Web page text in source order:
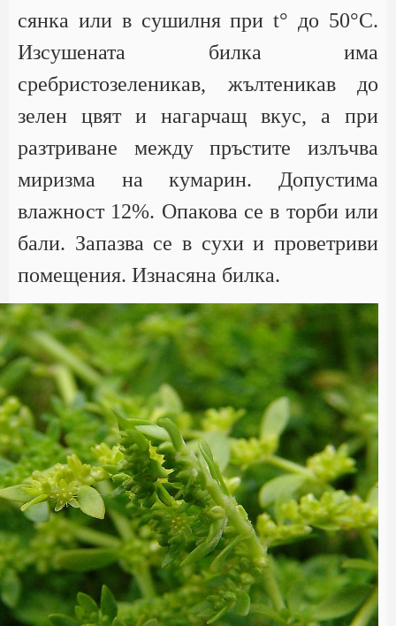
сянка или в сушилня при t° до 50°С.
Изсушената билка има
сребристозеленикав, жълтеникав до
зелен цвят и нагарчащ вкус, а при
разтриване между пръстите излъчва
миризма на кумарин. Допустима
влажност 12%. Опакова се в торби или
бали. Запазва се в сухи и проветриви
помещения. Изнасяна билка.